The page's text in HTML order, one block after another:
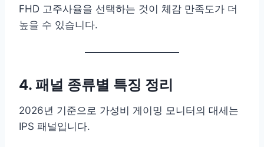
FHD 고주사율을 선택하는 것이 체감 만족도가 더
높을 수 있습니다.
4. 패널 종류별 특징 정리
2026년 기준으로 가성비 게이밍 모니터의 대세는
IPS 패널입니다.